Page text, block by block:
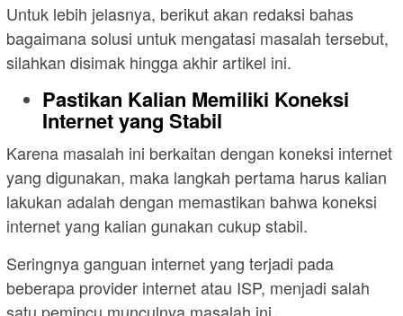
Untuk lebih jelasnya, berikut akan redaksi bahas
bagaimana solusi untuk mengatasi masalah tersebut,
silahkan disimak hingga akhir artikel ini.
Pastikan Kalian Memiliki Koneksi
Internet yang Stabil
Karena masalah ini berkaitan dengan koneksi internet
yang digunakan, maka langkah pertama harus kalian
lakukan adalah dengan memastikan bahwa koneksi
internet yang kalian gunakan cukup stabil.
Seringnya ganguan internet yang terjadi pada
beberapa provider internet atau ISP, menjadi salah